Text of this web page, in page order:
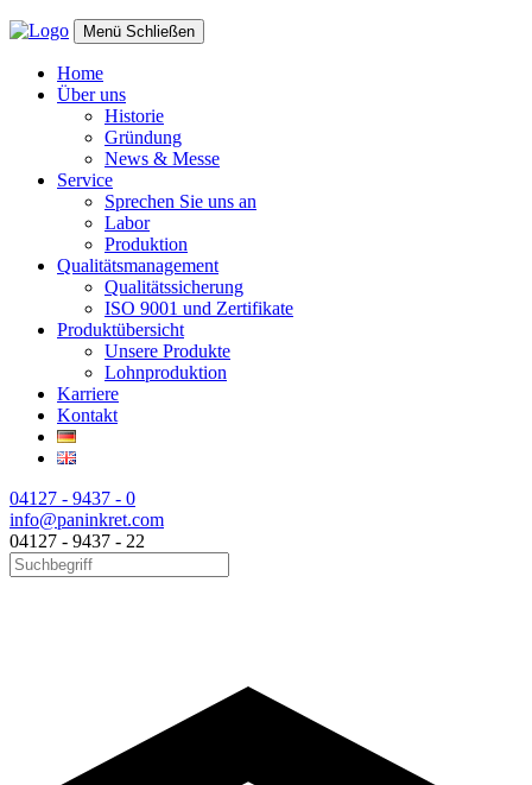
Menü Schließen
Home
Über uns
Historie
Gründung
News & Messe
Service
Sprechen Sie uns an
Labor
Produktion
Qualitätsmanagement
Qualitätssicherung
ISO 9001 und Zertifikate
Produktübersicht
Unsere Produkte
Lohnproduktion
Karriere
Kontakt
04127 - 9437 - 0
info@paninkret.com
04127 - 9437 - 22